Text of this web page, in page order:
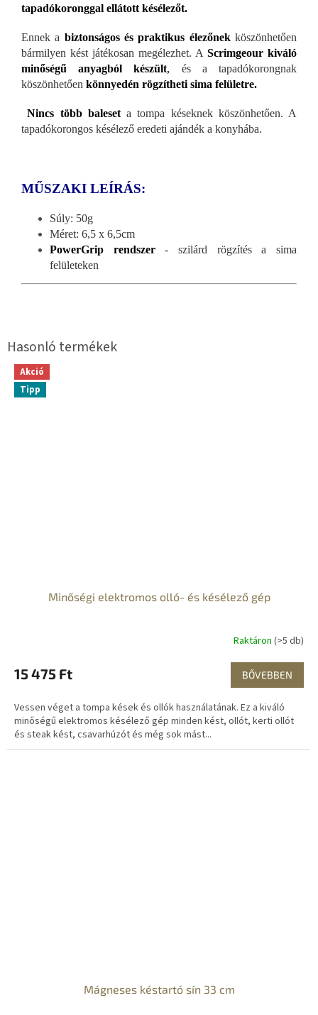
tapadókoronggal ellátott késélezőt.
Ennek a biztonságos és praktikus élezőnekköszönhetően
bármilyen kést játékosan megélezhet. A Scrimgeour kiváló
minőségű anyagból készült, és a tapadókorongnak
köszönhetően könnyedén rögzítheti sima felületre.
Nincs több baleset a tompa késeknek köszönhetően. A
tapadókorongos késélező eredeti ajándék a konyhába.
MŰSZAKI LEÍRÁS:
Súly: 50g
Méret: 6,5 x 6,5cm
PowerGrip rendszer- szilárd rögzítés a sima
felületeken
Akció
Tipp
Minőségi elektromos olló- és késélező gép
Raktáron (>5 db)
15 475 Ft BŐVEBBEN
Vessen véget a tompa kések és ollók használatának. Ez a kiváló
minőségű elektromos késélező gép minden kést, ollót, kerti ollót
és steak kést, csavarhúzót és még sok mást...
Mágneses késtartó sín 33 cm